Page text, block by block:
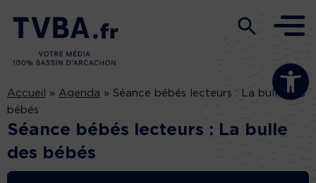
Ouvrir la
Accueil » Agenda » Séance bébés lecteurs : La bulle des
bébés
Séance bébés lecteurs : La bulle
des bébés